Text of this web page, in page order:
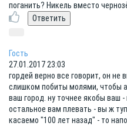
поганить? Никель вместо
Гость
27.01.2017 23:03
гордей верно все говорит, он не
слишком побиты молями, чтобы
ваш город. ну точнее якобы ваш
остальное вам плевать - вы ж
касаемо "100 лет назад" - то